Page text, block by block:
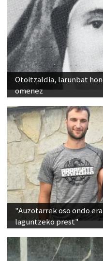
Otoitzaldia, larunbat
omenez
"Auzotarrek oso ondo
laguntzeko prest"